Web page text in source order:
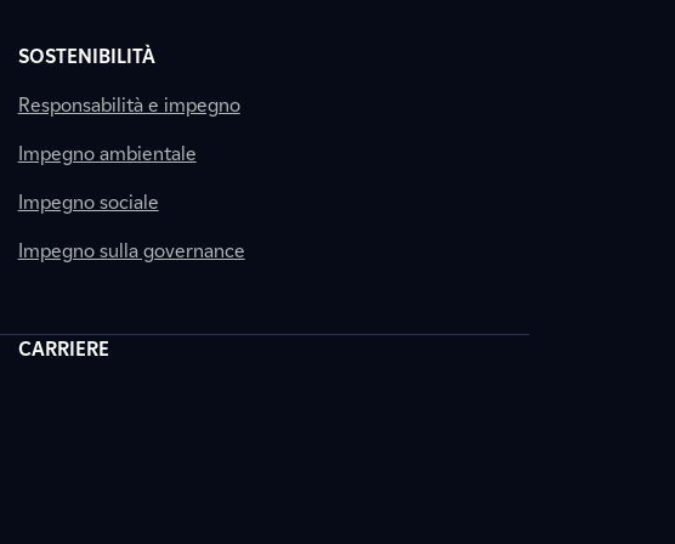
SOSTENIBILITÀ
Responsabilità e impegno
Impegno ambientale
Impegno sociale
Impegno sulla governance
CARRIERE